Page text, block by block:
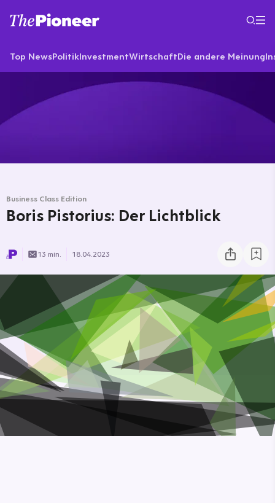
Top NewsPolitikInvestmentWirtschaftDie andere Meinung
Business Class Edition
Boris Pistorius: Der Lichtblick
13 min. 18.04.2023